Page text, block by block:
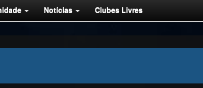
Notícias Clubes Livres